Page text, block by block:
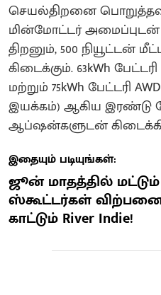
செயல்திறனை
மின்மோட்டர் அமைப்புடன்
திறனும், 500 நியூட்டன்
கிடைக்கும். 63kWh
மற்றும் 75kWh பேட்டரி
இயக்கம்) ஆகிய இரண்டு
ஆப்ஷன்களுடன்
இதையும் படியுங்கள்:
ஜூன் மாதத்தில் மட்டும்
ஸ்கூட்டர்கள்
காட்டும் River Indie!